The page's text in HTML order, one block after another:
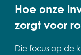
Hoe onze
zorgt voor
Die focus op de